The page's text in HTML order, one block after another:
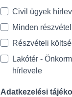
Civil ügyek
Minden
Részvételi
Lakótér -
hírlevele
Adatkezelési